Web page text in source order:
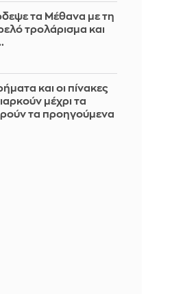
τα Μέθανα με τη
τρολάρισμα και
και οι πίνακες
μέχρι τα
τα προηγούμενα